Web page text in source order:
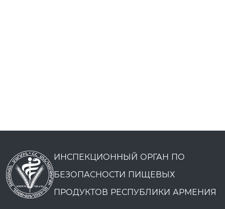
ИНСПЕКЦИОННЫЙ ОРГАН ПО
БЕЗОПАСНОСТИ ПИЩЕВЫХ
ПРОДУКТОВ РЕСПУБЛИКИ АРМЕНИЯ